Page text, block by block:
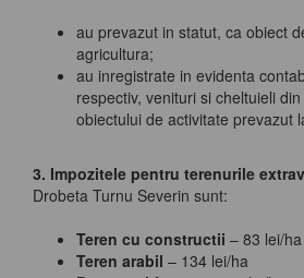
au prevazut in statut, ca obiect
agricultura;
au inregistrate in evidenta
respectiv, venituri si cheltuieli
obiectului de activitate prevazut
3. Impozitele pentru terenurile
Drobeta Turnu Severin sunt:
Teren cu constructii – 83 lei/ha
Teren arabil – 134 lei/ha